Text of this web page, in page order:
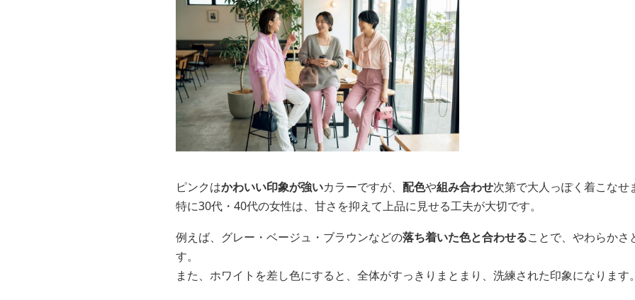
ピンクはかわいい印象が強いカラーですが、 配色や組み合わせ次第で大人っぽく着こなせ
特に30代・40代の女性は、甘さを抑えて上品に見せる工夫が大切です。
例えば、グレー・ベージュ・ブラウンなどの落ち着いた色と合わせることで、やわらかさ
す。
また、ホワイトを差し色にすると、全体がすっきりまとまり、洗練された印象になります。